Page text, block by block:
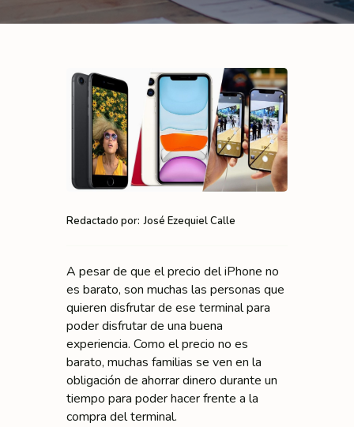
Redactado por: José Ezequiel Calle
A pesar de que el precio del iPhone no
es barato, son muchas las personas que
quieren disfrutar de ese terminal para
poder disfrutar de una buena
experiencia. Como el precio no es
barato, muchas familias se ven en la
obligación de ahorrar dinero durante un
tiempo para poder hacer frente a la
compra del terminal.